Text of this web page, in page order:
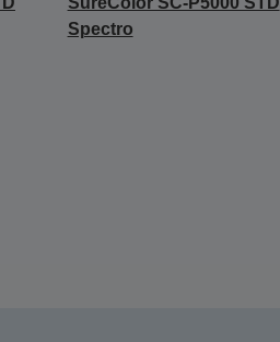
Spectro